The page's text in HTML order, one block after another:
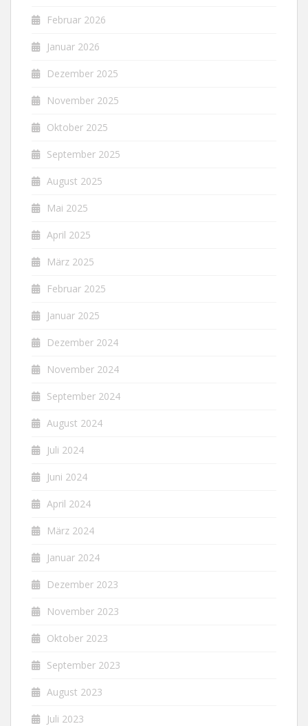
Februar 2026
Januar 2026
Dezember 2025
November 2025
Oktober 2025
September 2025
August 2025
Mai 2025
April 2025
März 2025
Februar 2025
Januar 2025
Dezember 2024
November 2024
September 2024
August 2024
Juli 2024
Juni 2024
April 2024
März 2024
Januar 2024
Dezember 2023
November 2023
Oktober 2023
September 2023
August 2023
Juli 2023